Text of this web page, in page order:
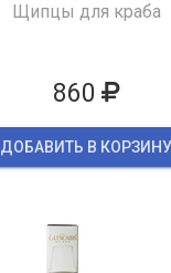
Щипцы для краба
860
ДОБАВИТЬ В КОРЗИНУ